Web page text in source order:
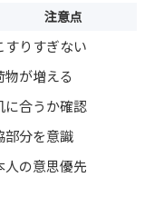
注意点
すりすぎない
物が増える
に合うか確認
部分を意識
人の意思優先